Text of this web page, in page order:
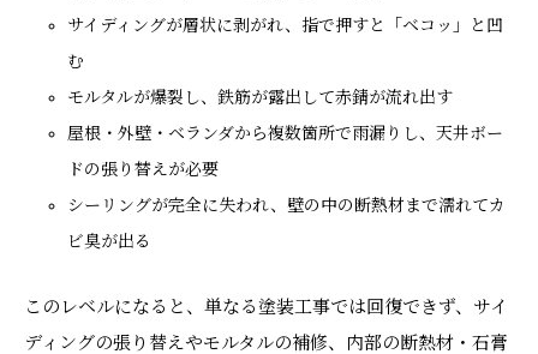
サイディングが層状に剥がれ、指で押すと「ベコッ」と凹
む
モルタルが爆裂し、鉄筋が露出して赤錆が流れ出す
屋根・外壁・ベランダから複数箇所で雨漏りし、天井ボー
ドの張り替えが必要
シーリングが完全に失われ、壁の中の断熱材まで濡れてカ
ビ臭が出る
このレベルになると、単なる塗装工事では回復できず、サイ
ディングの張り替えやモルタルの補修、内部の断熱材・石膏